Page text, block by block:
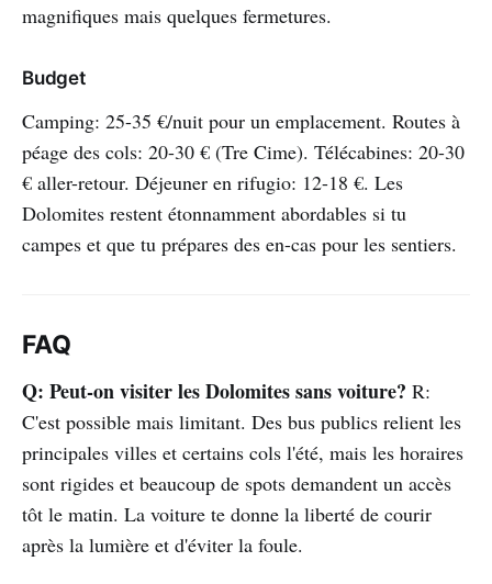
magnifiques mais quelques fermetures.
Budget
Camping: 25-35 €/nuit pour un emplacement. Routes à
péage des cols: 20-30 € (Tre Cime). Télécabines: 20-30
€ aller-retour. Déjeuner en rifugio: 12-18 €. Les
Dolomites restent étonnamment abordables si tu
campes et que tu prépares des en-cas pour les sentiers.
FAQ
Q: Peut-on visiter les Dolomites sans voiture? R:
C'est possible mais limitant. Des bus publics relient les
principales villes et certains cols l'été, mais les horaires
sont rigides et beaucoup de spots demandent un accès
tôt le matin. La voiture te donne la liberté de courir
après la lumière et d'éviter la foule.